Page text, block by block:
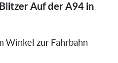
Auf der A94 in
Winkel zur Fahrbahn